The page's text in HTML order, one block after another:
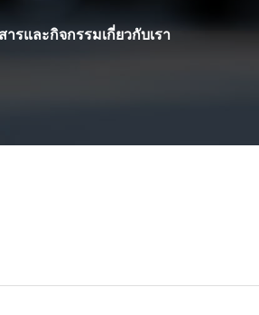
ารและกิจกรรมเกี่ยวกับเรา